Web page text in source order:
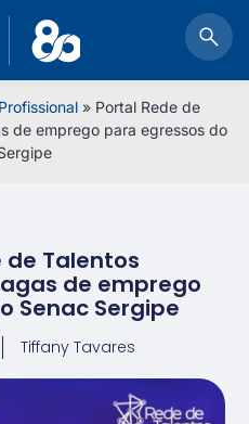
» Portal Rede de
de emprego para egressos do
de Talentos
de emprego
Senac Sergipe
Tiffany Tavares